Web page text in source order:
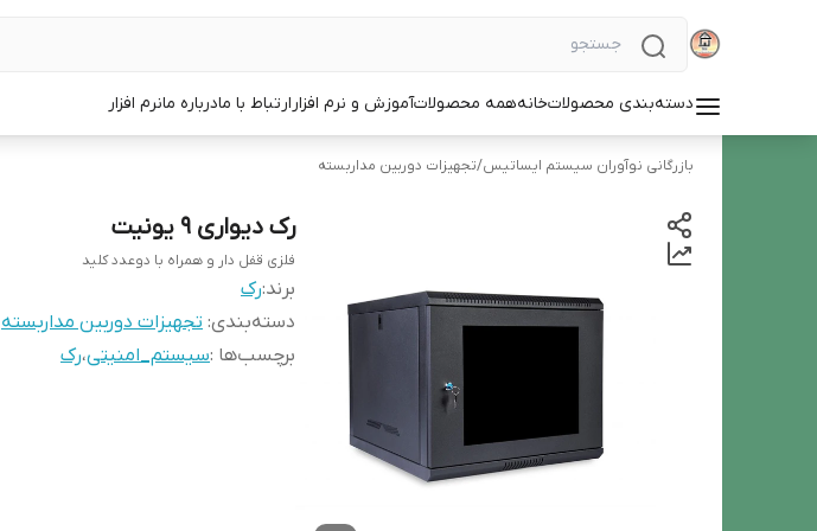
دسته‌بندی محصولاتخانههمه محصولاتآموزش و نرم افزارارتباط با مادرباره مانرم افزار
بازرگانی نوآوران سیستم ایساتیس/تجهیزات دوربین مداربسته
رک دیواری 9 یونیت
فلزی قفل دار و همراه با دوعدد کلید
برند:رک
دسته‌بندی: تجهیزات دوربین مداربسته
برچسب‌ها :سیستم_امنیتی،رک